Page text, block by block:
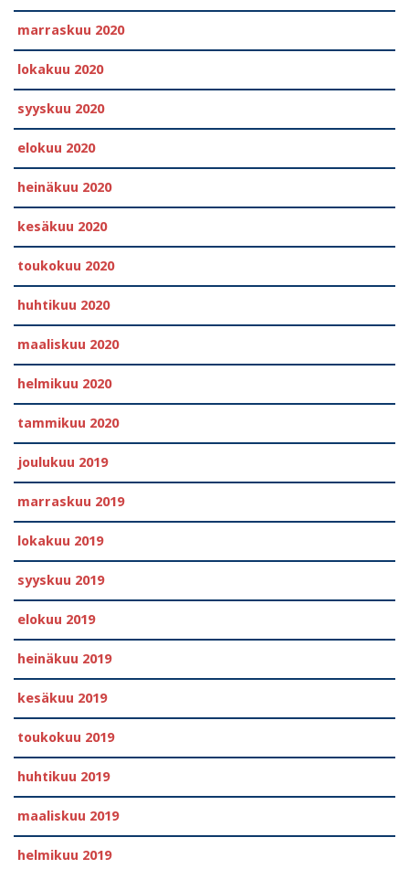
marraskuu 2020
lokakuu 2020
syyskuu 2020
elokuu 2020
heinäkuu 2020
kesäkuu 2020
toukokuu 2020
huhtikuu 2020
maaliskuu 2020
helmikuu 2020
tammikuu 2020
joulukuu 2019
marraskuu 2019
lokakuu 2019
syyskuu 2019
elokuu 2019
heinäkuu 2019
kesäkuu 2019
toukokuu 2019
huhtikuu 2019
maaliskuu 2019
helmikuu 2019